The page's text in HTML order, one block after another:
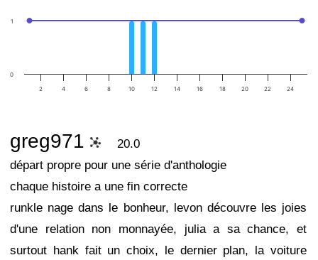
2 4 6 8 10 12 14 16 18 20 22 24
0
1
greg971
20.0
départ propre pour une série d'anthologie
chaque histoire a une fin correcte
runkle nage dans le bonheur, levon découvre les joies
d'une relation non monnayée, julia a sa chance, et
surtout hank fait un choix, le dernier plan, la voiture